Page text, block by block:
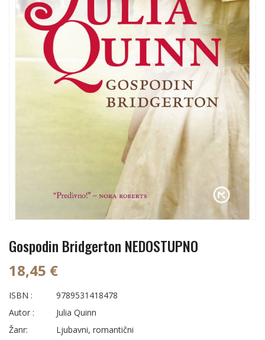
Gospodin Bridgerton NEDOSTUPNO
18,45 €
ISBN :
9789531418478
Autor :
Julia Quinn
Žanr:
Ljubavni, romantični